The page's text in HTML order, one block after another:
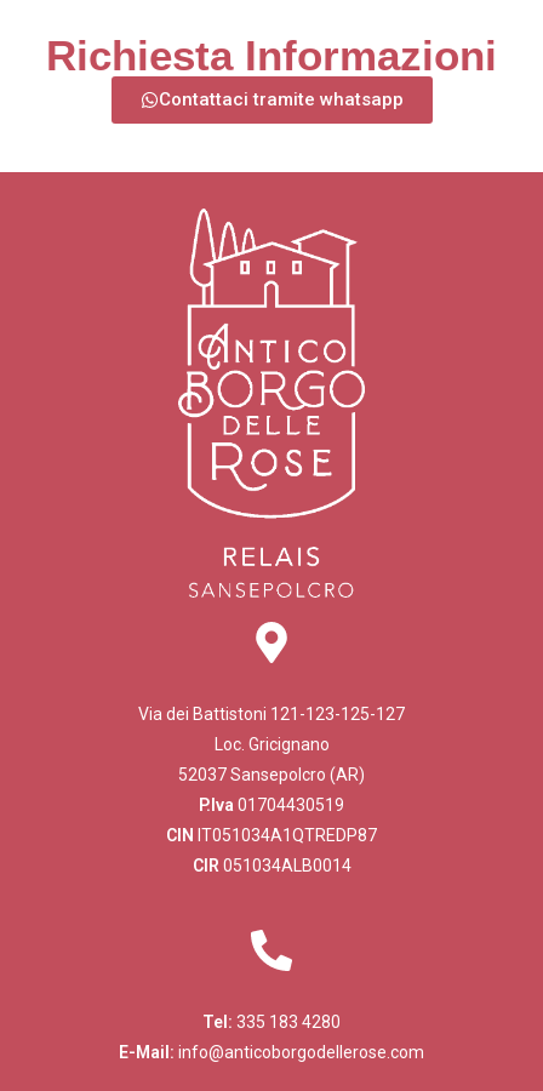
Richiesta Informazioni
Contattaci tramite whatsapp
Via dei Battistoni 121-123-125-127
Loc. Gricignano
52037 Sansepolcro (AR)
P.Iva01704430519
CIN IT051034A1QTREDP87
CIR051034ALB0014
Tel: 335 183 4280
E-Mail: info@anticoborgodellerose.com